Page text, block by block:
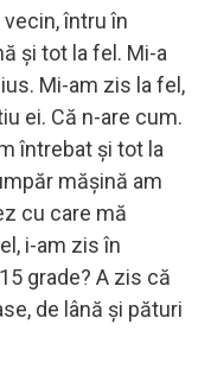
întru în
și tot la fel. Mi-a
Mi-am zis la fel,
ei. Că n-are cum.
întrebat și tot la
mășină am
cu care mă
i-am zis în
grade? A zis că
de lână și pături